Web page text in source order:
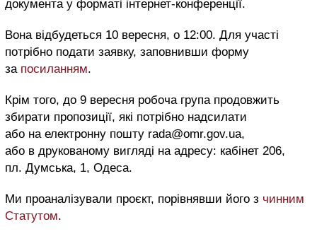
документа у форматі інтернет-конференції.
Вона відбудеться 10 вересня, о 12:00. Для участі
потрібно подати заявку, заповнивши форму
за посиланням.
Крім того, до 9 вересня робоча група продовжить
збирати пропозиції, які потрібно надсилати
або на електронну пошту rada@omr.gov.ua,
або в друкованому вигляді на адресу: кабінет 206,
пл. Думська, 1, Одеса.
Ми проаналізували проєкт, порівнявши його з чинним
Статутом.